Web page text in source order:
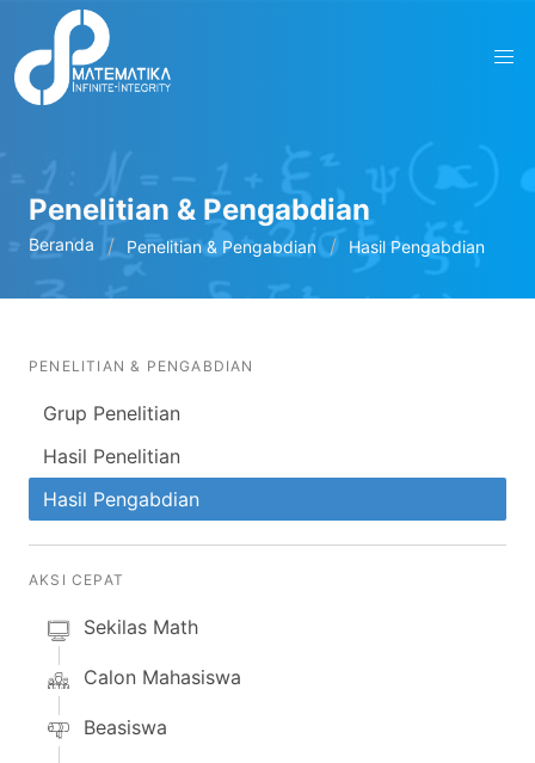
Penelitian & Pengabdian
Beranda Penelitian & Pengabdian Hasil Pengabdian
PENELITIAN & PENGABDIAN
Grup Penelitian
Hasil Penelitian
Hasil Pengabdian
AKSI CEPAT
Sekilas Math
Calon Mahasiswa
Beasiswa